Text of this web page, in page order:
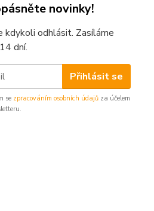
novinky!
kdykoli odhlásit. Zasíláme
dní.
Přihlásit se
se zpracováním osobních údajů za účelem